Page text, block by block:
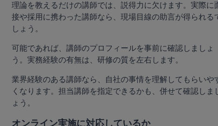
理論を教えるだけの講師では、説得力に欠けます。実際に
接や採用に携わった講師なら、現場目線の助言が得られる
しょう。
可能であれば、講師のプロフィールを事前に確認しましょ
う。実務経験の有無は、研修の質を左右します。
業界経験のある講師なら、自社の事情を理解してもらいや
くなります。担当講師を指定できるかも、併せて確認しま
ょう。
オンライン実施に対応しているか